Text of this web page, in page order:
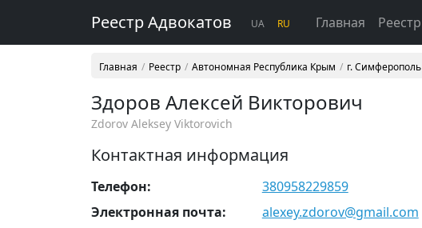
Реестр Адвокатов UA RU Главная Реестр
Главная Реестр Автономная Республика Крым г. Симферополь
Здоров Алексей Викторович
Zdorov Aleksey Viktorovich
Контактная информация
Телефон:
380958229859
Электронная почта:
alexey.zdorov@gmail.com